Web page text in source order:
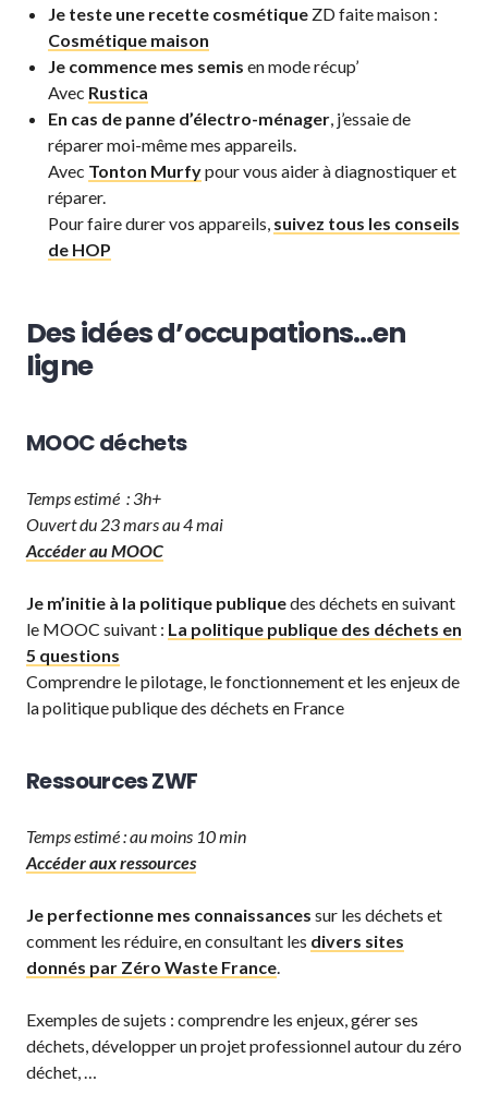
Je teste une recette cosmétique ZD faite maison :
Cosmétique maison
Je commence mes semis en mode récup’
Avec Rustica
En cas de panne d’électro-ménager, j’essaie de
réparer moi-même mes appareils.
Avec Tonton Murfypour vous aider à diagnostiquer et
réparer.
Pour faire durer vos appareils, suivez tous les conseils
de HOP
Des idées d’occupations…en
ligne
MOOC déchets
Temps estimé : 3h+
Ouvert du 23 mars au 4 mai
Accéder au MOOC
Je m’initie à la politique publiquedes déchets en suivant
le MOOC suivant : La politique publique des déchets en
5 questions
Comprendre le pilotage, le fonctionnement et les enjeux de
la politique publique des déchets en France
Ressources ZWF
Temps estimé : au moins 10 min
Accéder aux ressources
Je perfectionne mes connaissances sur les déchets et
comment les réduire, en consultant les divers sites
donnés par Zéro Waste France.
Exemples de sujets : comprendre les enjeux, gérer ses
déchets, développer un projet professionnel autour du zéro
déchet, …